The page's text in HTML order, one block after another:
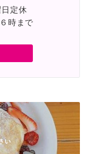
定休
時まで
い